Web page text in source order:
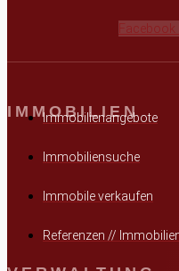
Facebook
IMMOBILIEN
Immobilienangebote
Immobiliensuche
Immobile verkaufen
Referenzen //